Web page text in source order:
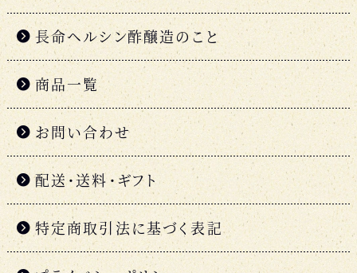
長命ヘルシン酢醸造のこと
商品一覧
お問い合わせ
配送・送料・ギフト
特定商取引法に基づく表記